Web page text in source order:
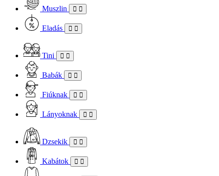
Muszlin
Eladás
Tini
Babák
Fiúknak
Lányoknak
Dzsekik
Kabátok